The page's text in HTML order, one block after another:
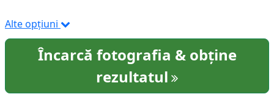
Alte opțiuni
Încarcă fotografia & obține
rezultatul